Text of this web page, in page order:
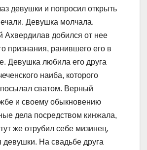
девушки и попросил открыть
Девушка молчала.
Ахвердилав добился от нее
признания, ранившего его в
Девушка любила его друга
наиба, которого
сватом. Верный
и своему обыкновению
дела посредством кинжала,
же отрубил себе мизинец,
девушки. На свадьбе друга